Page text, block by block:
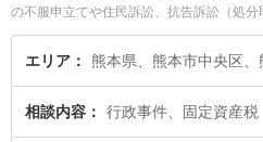
の不服申立てや住民訴訟、抗告訴訟（処
り込み検索もでき便利です。特に熊本セ
や月出・長嶺法律事務所の立山 晴大弁護
い』『固定資産税のトラブル解決の実績
『初回相談無料で固定資産税を法律相談
エリア
相談内容 行政事件、固定資産税